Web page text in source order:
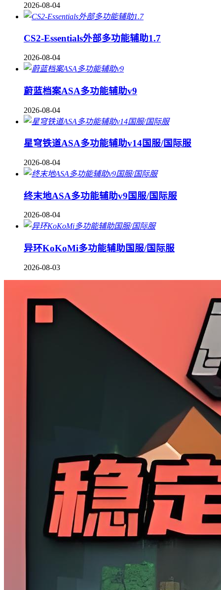
2026-08-04
CS2-Essentials外部多功能辅助1.7
2026-08-04
蔚蓝档案ASA多功能辅助v9
2026-08-04
星穹铁道ASA多功能辅助v14国服/国际服
2026-08-04
终末地ASA多功能辅助v9国服/国际服
2026-08-04
异环KoKoMi多功能辅助国服/国际服
2026-08-03